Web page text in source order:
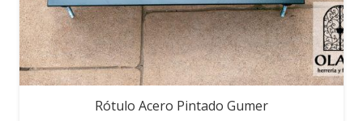
Rótulo Acero Pintado Gumer